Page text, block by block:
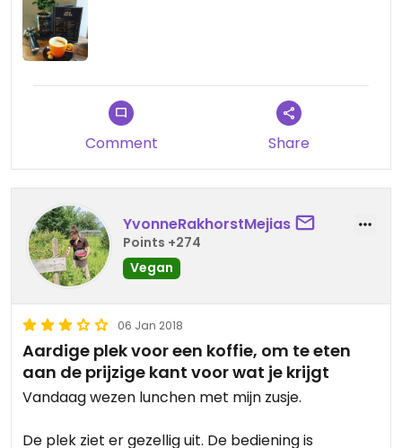
Comment Share
YvonneRakhorstMejias
Points +274
Vegan
06 Jan 2018
Aardige plek voor een koffie, om te eten
aan de prijzige kant voor wat je krijgt
Vandaag wezen lunchen met mijn zusje.
De plek ziet er gezellig uit. De bediening is